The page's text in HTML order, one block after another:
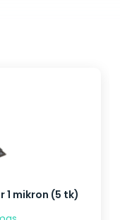
1 mikron (5 tk)